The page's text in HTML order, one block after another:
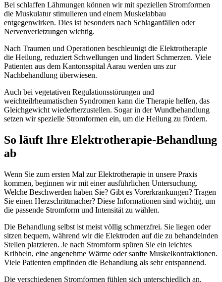
Bei schlaffen Lähmungen können wir mit speziellen Stromformen
die Muskulatur stimulieren und einem Muskelabbau
entgegenwirken. Dies ist besonders nach Schlaganfällen oder
Nervenverletzungen wichtig.
Nach Traumen und Operationen beschleunigt die Elektrotherapie
die Heilung, reduziert Schwellungen und lindert Schmerzen. Viele
Patienten aus dem Kantonsspital Aarau werden uns zur
Nachbehandlung überwiesen.
Auch bei vegetativen Regulationsstörungen und
weichteilrheumatischen Syndromen kann die Therapie helfen, das
Gleichgewicht wiederherzustellen. Sogar in der Wundbehandlung
setzen wir spezielle Stromformen ein, um die Heilung zu fördern.
So läuft Ihre Elektrotherapie-Behandlung
ab
Wenn Sie zum ersten Mal zur Elektrotherapie in unsere Praxis
kommen, beginnen wir mit einer ausführlichen Untersuchung.
Welche Beschwerden haben Sie? Gibt es Vorerkrankungen? Tragen
Sie einen Herzschrittmacher? Diese Informationen sind wichtig, um
die passende Stromform und Intensität zu wählen.
Die Behandlung selbst ist meist völlig schmerzfrei. Sie liegen oder
sitzen bequem, während wir die Elektroden auf die zu behandelnden
Stellen platzieren. Je nach Stromform spüren Sie ein leichtes
Kribbeln, eine angenehme Wärme oder sanfte Muskelkontraktionen.
Viele Patienten empfinden die Behandlung als sehr entspannend.
Die verschiedenen Stromformen fühlen sich unterschiedlich an.